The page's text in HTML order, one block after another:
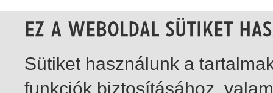
Sütiket használunk a
funkciók biztosításához,